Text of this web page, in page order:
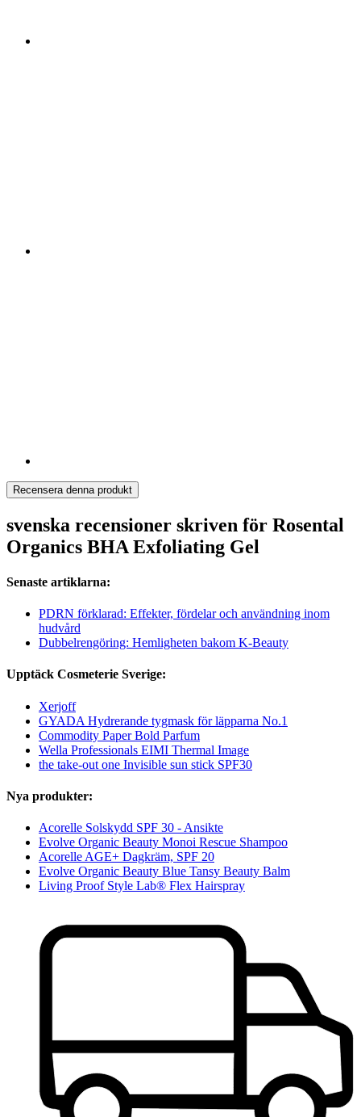
Recensera denna produkt
svenska recensioner skriven för Rosental
Organics BHA Exfoliating Gel
Senaste artiklarna:
PDRN förklarad: Effekter, fördelar och användning inom
hudvård
Dubbelrengöring: Hemligheten bakom K-Beauty
Upptäck Cosmeterie Sverige:
Xerjoff
GYADA Hydrerande tygmask för läpparna No.1
Commodity Paper Bold Parfum
Wella Professionals EIMI Thermal Image
the take-out one Invisible sun stick SPF30
Nya produkter:
Acorelle Solskydd SPF 30 - Ansikte
Evolve Organic Beauty Monoi Rescue Shampoo
Acorelle AGE+ Dagkräm, SPF 20
Evolve Organic Beauty Blue Tansy Beauty Balm
Living Proof Style Lab® Flex Hairspray